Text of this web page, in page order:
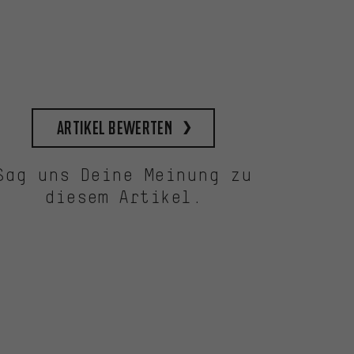
Artikel bewerten
uns Deine Meinung zu
diesem Artikel.